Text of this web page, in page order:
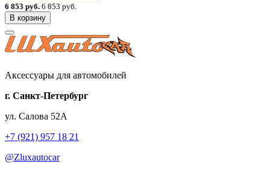
6 853 руб. 6 853 руб.
В корзину
Аксессуары для автомобилей
г. Санкт-Петербург
ул. Салова 52А
+7 (921) 957 18 21
@Zluxautocar